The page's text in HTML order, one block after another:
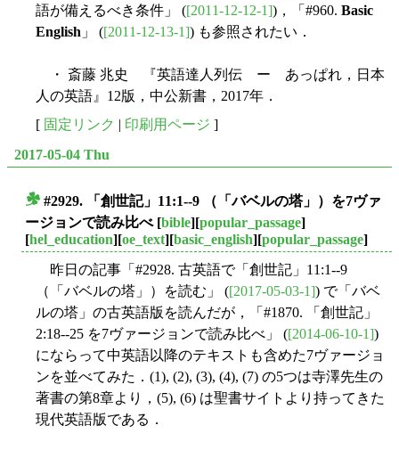
語が備えるべき条件」 ([2011-12-12-1])，「#960. Basic
English 」 ([2011-12-13-1]) も参照されたい．
・ 斎藤 兆史 『英語達人列伝 ー あっぱれ，日本
人の英語』12版，中公新書，2017年．
[ 固定リンク | 印刷用ページ ]
2017-05-04 Thu
#2929. 「創世記」11:1--9 （「バベルの塔」）を7ヴァ
ージョンで読み比べ[bible][popular_passage]
[hel_education][oe_text][basic_english][popular_passage]
昨日の記事「#2928. 古英語で「創世記」11:1--9
（「バベルの塔」）を読む」 ([2017-05-03-1]) で「バベ
ルの塔」の古英語版を読んだが，「#1870. 「創世記」
2:18--25 を7ヴァージョンで読み比べ」 ([2014-06-10-1])
にならって中英語以降のテキストも含めた7ヴァージョ
ンを並べてみた．(1), (2), (3), (4), (7) の5つは寺澤先生の
著書の第8章より，(5), (6) は聖書サイトより持ってきた
現代英語版である．